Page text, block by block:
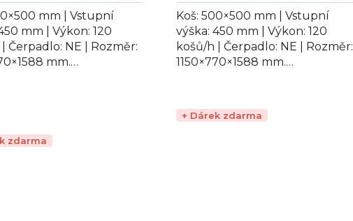
mm | Vstupní
mm | Výkon: 120
Čerpadlo: NE | Rozměr:
mm.
Koš: 500×500 mm | Vstupní
výška: 450 mm | Výkon: 120
košů/h | Čerpadlo: NE | Rozměr:
1150×770×1588 mm.
zdarma
+ Dárek zdarma